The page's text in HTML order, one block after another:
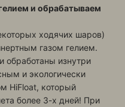
и обрабатываем
ходячих шаров)
газом гелием.
обработаны изнутри
и экологически
HiFloat, который
более 3-х дней! При